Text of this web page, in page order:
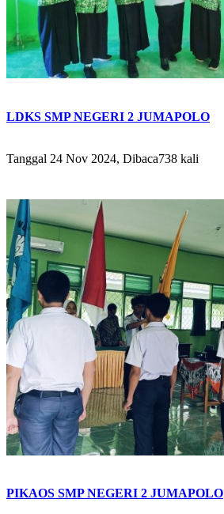
LDKS SMP NEGERI 2 JUMAPOLO
Tanggal 24 Nov 2024, Dibaca738 kali
PIKAOS SMP NEGERI 2 JUMAPOLO